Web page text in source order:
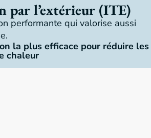
par l’extérieur (ITE)
performante qui valorise aussi
la plus efficace pour réduire les
chaleur